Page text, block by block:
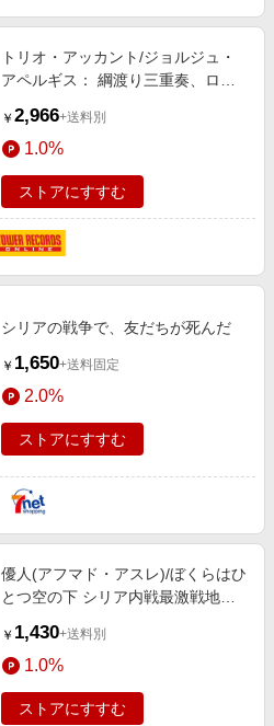
トリオ・アッカント/ジョルジュ・
アペルギス： 綱渡り三重奏、ロル
ル、あるいはティルスの通り、他
[WER7358]
￥ 2,966+送料別
1.0%
ストアにすすむ
シリアの戦争で、友だちが死んだ
￥ 1,650+送料固定
2.0%
ストアにすすむ
優人(アフマド・アスレ)/ぼくらはひ
とつ空の下 シリア内戦最激戦地ア
[9784883035335]
￥ 1,430+送料別
1.0%
ストアにすすむ